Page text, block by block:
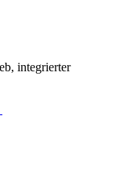
integrierter